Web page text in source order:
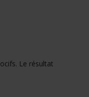
Le résultat